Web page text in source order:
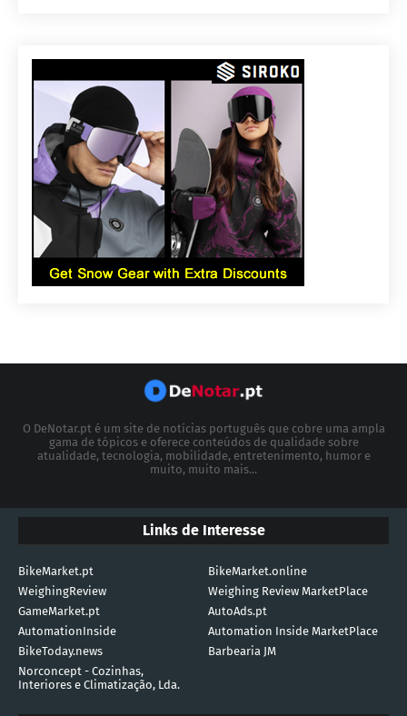
O DeNotar.pt é um site de notícias português que cobre uma ampla
gama de tópicos e oferece conteúdos de qualidade sobre
atualidade, tecnologia, mobilidade, entretenimento, humor e
muito, muito mais...
Links de Interesse
BikeMarket.pt
BikeMarket.online
WeighingReview
Weighing Review MarketPlace
GameMarket.pt
AutoAds.pt
AutomationInside
Automation Inside MarketPlace
BikeToday.news
Barbearia JM
Norconcept - Cozinhas,
Interiores e Climatização, Lda.